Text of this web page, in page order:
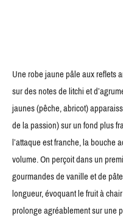
Une robe jaune pâle aux reflets
sur des notes de litchi et
jaunes (pêche, abricot)
de la passion) sur un fond plus
l’attaque est franche, la bouche
volume. On perçoit dans un
gourmandes de vanille et de
longueur, évoquant le fruit à
prolonge agréablement sur une